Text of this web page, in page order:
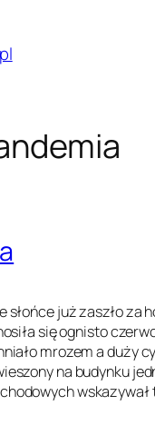
słońce już zaszło za
się ognisto
mrozem a duży
na budynku